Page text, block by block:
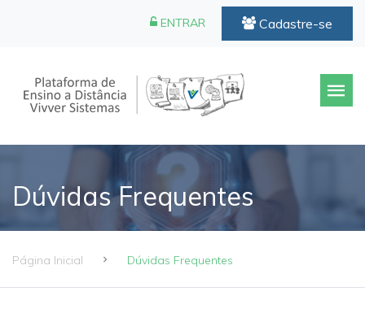
ENTRAR Cadastre-se
Dúvidas Frequentes
Página Inicial Dúvidas Frequentes